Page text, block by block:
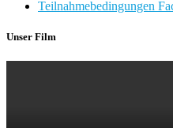
Teilnahmebedingungen
Unser Film